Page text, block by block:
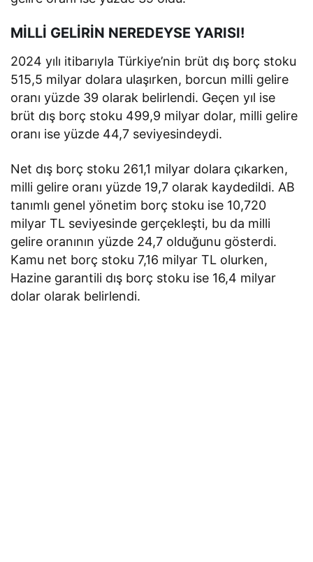
MİLLİ GELİRİN NEREDEYSE YARISI!
2024 yılı itibarıyla Türkiye’nin brüt dış borç stoku
515,5 milyar dolara ulaşırken, borcun milli gelire
oranı yüzde 39 olarak belirlendi. Geçen yıl ise
brüt dış borç stoku 499,9 milyar dolar, milli gelire
oranı ise yüzde 44,7 seviyesindeydi.
Net dış borç stoku 261,1 milyar dolara çıkarken,
milli gelire oranı yüzde 19,7 olarak kaydedildi. AB
tanımlı genel yönetim borç stoku ise 10,720
milyar TL seviyesinde gerçekleşti, bu da milli
gelire oranının yüzde 24,7 olduğunu gösterdi.
Kamu net borç stoku 7,16 milyar TL olurken,
Hazine garantili dış borç stoku ise 16,4 milyar
dolar olarak belirlendi.